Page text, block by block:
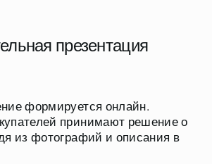
презентация
формируется онлайн.
принимают решение о
из фотографий и описания в